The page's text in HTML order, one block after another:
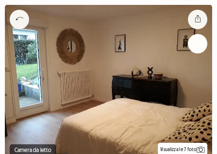
Camera da letto Visualizza le 7 foto